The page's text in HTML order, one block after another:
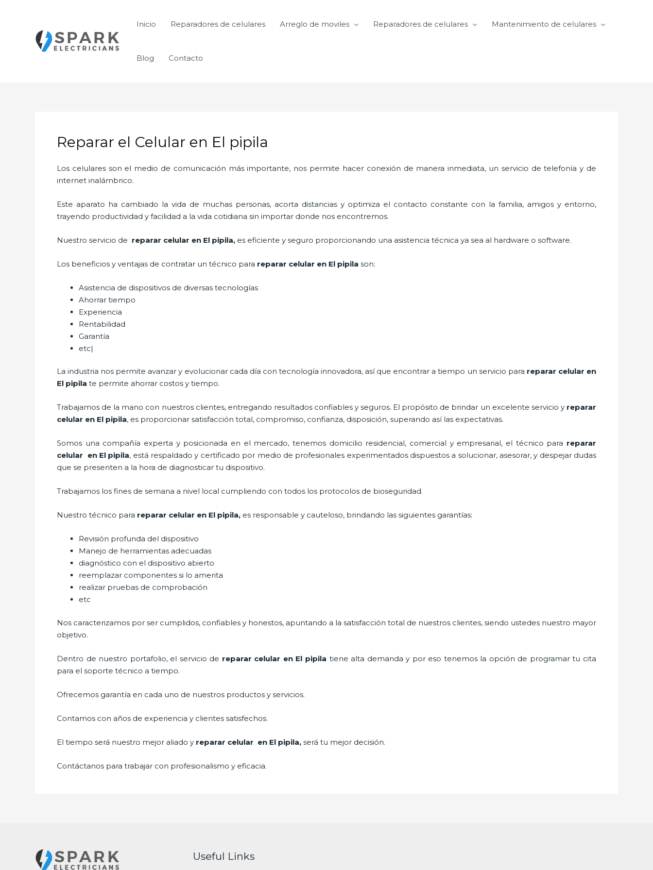
Inicio Reparadores de celulares Arreglo de moviles Reparadores de celulares Mantenimiento de celulares
Blog Contacto
Reparar el Celular en El pipila
Los celulares son el medio de comunicación más importante, nos permite hacer conexión de manera inmediata, un servicio de telefonía y de
internet inalámbrico.
Este aparato ha cambiado la vida de muchas personas, acorta distancias y optimiza el contacto constante con la familia, amigos y entorno,
trayendo productividad y facilidad a la vida cotidiana sin importar donde nos encontremos.
Nuestro servicio de reparar celular en El pipila, es eficiente y seguro proporcionando una asistencia técnica ya sea al hardware o software.
Los beneficios y ventajas de contratar un técnico para reparar celular en El pipila son:
Asistencia de dispositivos de diversas tecnologías
Ahorrar tiempo
Experiencia
Rentabilidad
Garantía
etc|
La industria nos permite avanzar y evolucionar cada día con tecnología innovadora, así que encontrar a tiempo un servicio para reparar celular en
El pipila te permite ahorrar costos y tiempo.
Trabajamos de la mano con nuestros clientes, entregando resultados confiables y seguros. El propósito de brindar un excelente servicio y reparar
celular en El pipila, es proporcionar satisfacción total, compromiso, confianza, disposición, superando así las expectativas.
Somos una compañía experta y posicionada en el mercado, tenemos domicilio residencial, comercial y empresarial, el técnico para reparar
celular en El pipila, está respaldado y certificado por medio de profesionales experimentados dispuestos a solucionar, asesorar, y despejar dudas
que se presenten a la hora de diagnosticar tu dispositivo.
Trabajamos los fines de semana a nivel local cumpliendo con todos los protocolos de bioseguridad.
Nuestro técnico para reparar celular en El pipila, es responsable y cauteloso, brindando las siguientes garantías:
Revisión profunda del dispositivo
Manejo de herramientas adecuadas
diagnóstico con el dispositivo abierto
reemplazar componentes si lo amerita
realizar pruebas de comprobación
etc
Nos caracterizamos por ser cumplidos, confiables y honestos, apuntando a la satisfacción total de nuestros clientes, siendo ustedes nuestro mayor
objetivo.
Dentro de nuestro portafolio, el servicio de reparar celular en El pipila tiene alta demanda y por eso tenemos la opción de programar tu cita
para el soporte técnico a tiempo.
Ofrecemos garantía en cada uno de nuestros productos y servicios.
Contamos con años de experiencia y clientes satisfechos.
El tiempo será nuestro mejor aliado y reparar celular en El pipila, será tu mejor decisión.
Contáctanos para trabajar con profesionalismo y eficacia.
Useful Links